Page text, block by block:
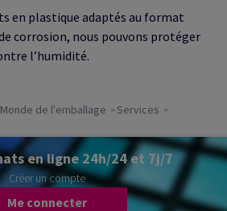
en plastique adaptés au format
corrosion, nous pouvons protéger
l’humidité.
de l'emballage Services
en ligne 24h/24 et 7j/7
Créer un compte
Me connecter